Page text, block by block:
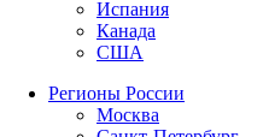
Испания
Канада
США
Регионы России
Москва